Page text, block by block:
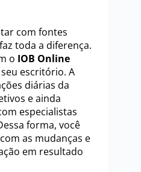
com fontes
toda a diferença.
o IOB Online
escritório. A
diárias da
e ainda
especialistas
forma, você
as mudanças e
em resultado